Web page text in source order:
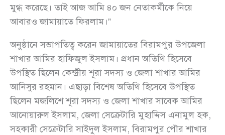
মুগ্ধ করেছে। তাই আজ আমি ৪০ জন নেতাকর্মীকে নিয়ে
আবারও জামায়াতে ফিরলাম।”
অনুষ্ঠানে সভাপতিত্ব করেন জামায়াতের বিরামপুর উপজেলা
শাখার আমির হাফিজুল ইসলাম। প্রধান অতিথি হিসেবে
উপস্থিত ছিলেন কেন্দ্রীয় শূরা সদস্য ও জেলা শাখার আমির
আনিসুর রহমান। এছাড়া বিশেষ অতিথি হিসেবে উপস্থিত
ছিলেন মজলিশে শূরা সদস্য ও জেলা শাখার সাবেক আমির
আনোয়ারুল ইসলাম, জেলা সেক্রেটারি মুহাদ্দিস এনামুল হক,
সহকারী সেক্রেটারি সাইদুল ইসলাম, বিরামপুর পৌর শাখার